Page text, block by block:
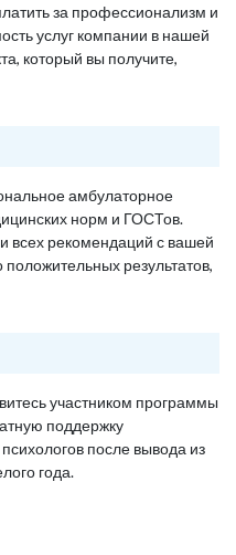
за профессионализм и
услуг компании в нашей
который вы получите,
амбулаторное
норм и ГОСТов.
всех рекомендаций с вашей
положительных результатов,
участником программы
поддержку
после вывода из
года.